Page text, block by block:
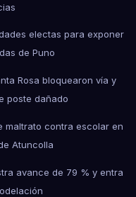
electas para exponer
de Puno
Rosa bloquearon vía y
poste dañado
maltrato contra escolar en
Atuncolla
avance de 79 % y entra